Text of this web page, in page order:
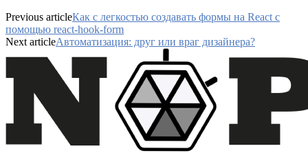
Previous articleКак с легкостью создавать формы на React с
помощью react-hook-form
Next articleАвтоматизация: друг или враг дизайнера?